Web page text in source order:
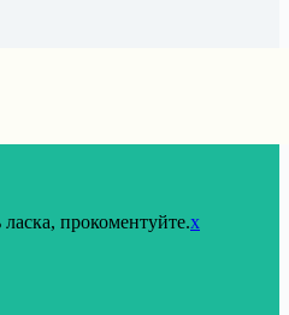
прокоментуйте.x